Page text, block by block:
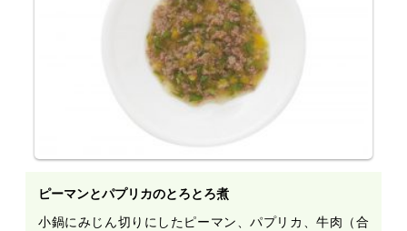
ピーマンとパプリカのとろとろ煮
小鍋にみじん切りにしたピーマン、パプリカ、牛肉（合